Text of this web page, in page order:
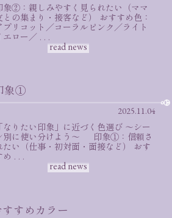
象②：親しみやすく見られたい（ママ
との集まり・接客など） おすすめ色：
プリコット／コーラルピンク／ライト
エロー／ . . .
read news
象①
2025.11.04
「なりたい印象」に近づく色選び ～シー
別に使い分けよう～ 印象①：信頼さ
たい（仕事・初対面・面接など） おす
め . . .
read news
すめカラー